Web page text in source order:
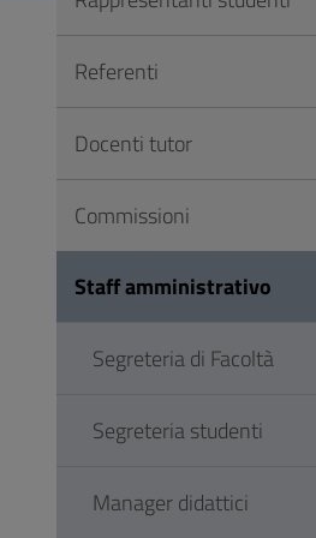
FooterReferenti
Docenti tutor
Commissioni
Staff amministrativo
Segreteria di Facoltà
Segreteria studenti
Manager didattici